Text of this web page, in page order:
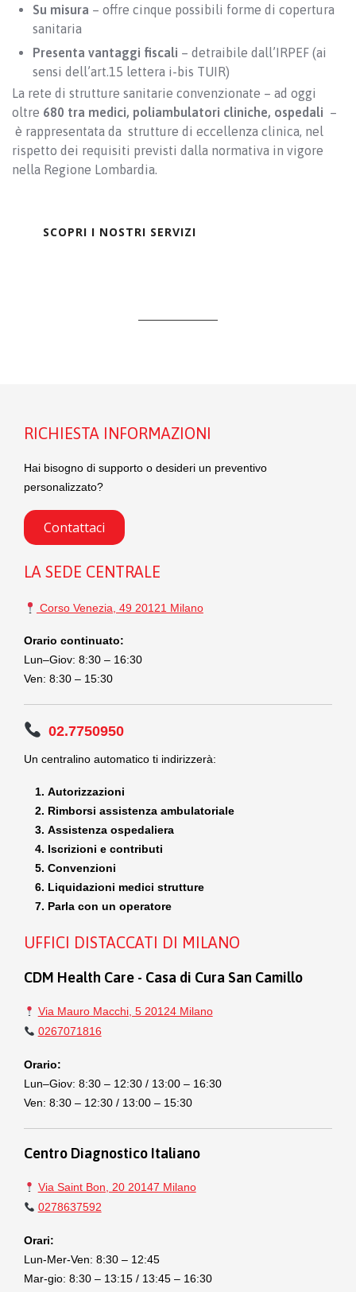
Su misura – offre cinque possibili forme di copertura
sanitaria
Presenta vantaggi fiscali – detraibile dall’IRPEF (ai
sensi dell’art.15 lettera i-bis TUIR)
La rete di strutture sanitarie convenzionate – ad oggi
oltre 680 tra medici, poliambulatori cliniche, ospedali –
è rappresentata da strutture di eccellenza clinica, nel
rispetto dei requisiti previsti dalla normativa in vigore
nella Regione Lombardia.
SCOPRI I NOSTRI SERVIZI
RICHIESTA INFORMAZIONI
Hai bisogno di supporto o desideri un preventivo
personalizzato?
Contattaci
LA SEDE CENTRALE
Corso Venezia, 49 20121 Milano
Orario continuato:
Lun–Giov: 8:30 – 16:30
Ven: 8:30 – 15:30
02.7750950
Un centralino automatico ti indirizzerà:
Autorizzazioni
Rimborsi assistenza ambulatoriale
Assistenza ospedaliera
Iscrizioni e contributi
Convenzioni
Liquidazioni medici strutture
Parla con un operatore
UFFICI DISTACCATI DI MILANO
CDM Health Care - Casa di Cura San Camillo
Via Mauro Macchi, 5 20124 Milano
0267071816
Orario:
Lun–Giov: 8:30 – 12:30 / 13:00 – 16:30
Ven: 8:30 – 12:30 / 13:00 – 15:30
Centro Diagnostico Italiano
Via Saint Bon, 20 20147 Milano
0278637592
Orari:
Lun-Mer-Ven: 8:30 – 12:45
Mar-gio: 8:30 – 13:15 / 13:45 – 16:30